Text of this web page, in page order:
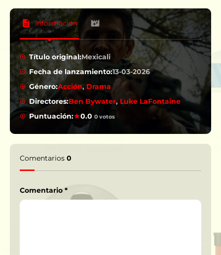
Información
Título original:Mexicali
Fecha de lanzamiento:13-03-2026
Género:Acción, Drama
Directores:Ben Bywater, Luke LaFontaine
Puntuación:
0.0 0 votos
Comentarios 0
Comentario *